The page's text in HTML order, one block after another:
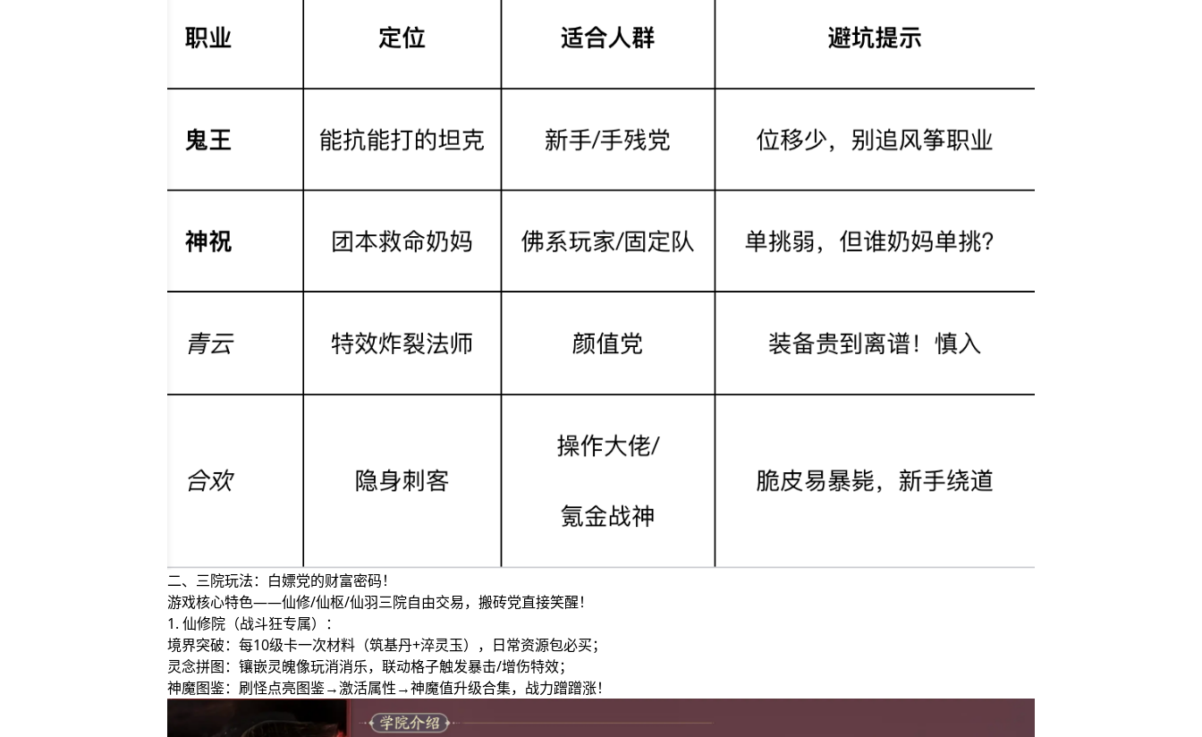
二、三院玩法：白嫖党的财富密码！
游戏核心特色——仙修/仙枢/仙羽三院自由交易，搬砖党直接笑醒！
1. 仙修院（战斗狂专属）：
境界突破：每10级卡一次材料（筑基丹+淬灵玉），日常资源包必买；
灵念拼图：镶嵌灵魄像玩消消乐，联动格子触发暴击/增伤特效；
神魔图鉴：刷怪点亮图鉴→激活属性→神魔值升级合集，战力蹭蹭涨！